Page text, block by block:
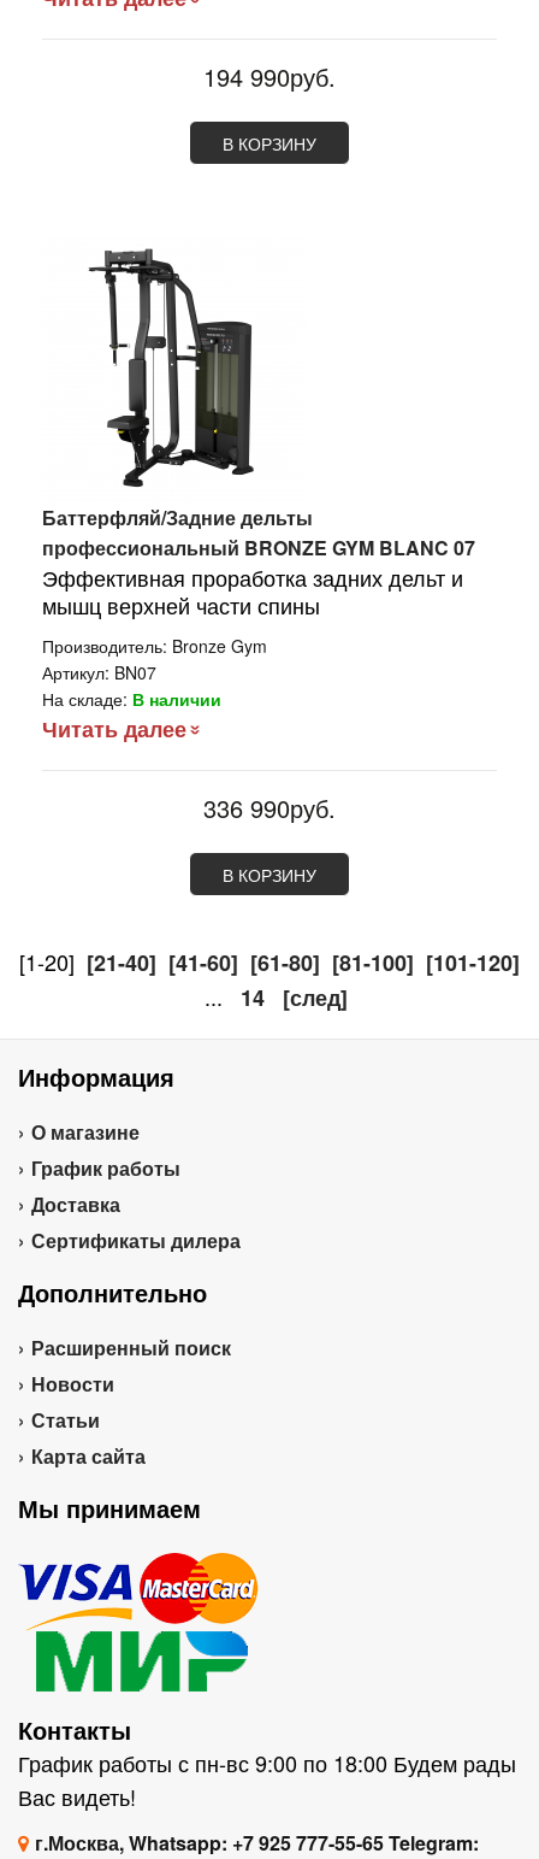
194 990руб.
В КОРЗИНУ
Баттерфляй/Задние дельты
профессиональный BRONZE GYM BLANC 07
Эффективная проработка задних дельт и
мышц верхней части спины
Производитель: Bronze Gym
Артикул: BN07
На складе: В наличии
Читать далее
336 990руб.
В КОРЗИНУ
[1-20] [21-40] [41-60] [61-80] [81-100] [101-120]
... 14 [след]
Информация
О магазине
График работы
Доставка
Сертификаты дилера
Дополнительно
Расширенный поиск
Новости
Статьи
Карта сайта
Мы принимаем
Контакты
График работы с пн-вс 9:00 по 18:00 Будем рады
Вас видеть!
г.Москва, Whatsapp: +7 925 777-55-65 Telegram: